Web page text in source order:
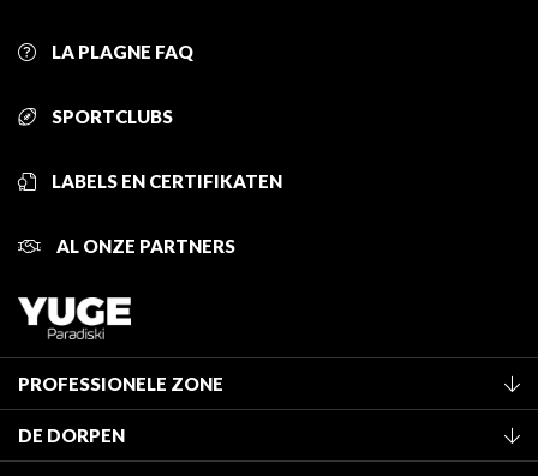
LA PLAGNE FAQ
SPORTCLUBS
LABELS EN CERTIFIKATEN
AL ONZE PARTNERS
PROFESSIONELE ZONE
Classificatie van de gemeubileerde accommodaties
DE DORPEN